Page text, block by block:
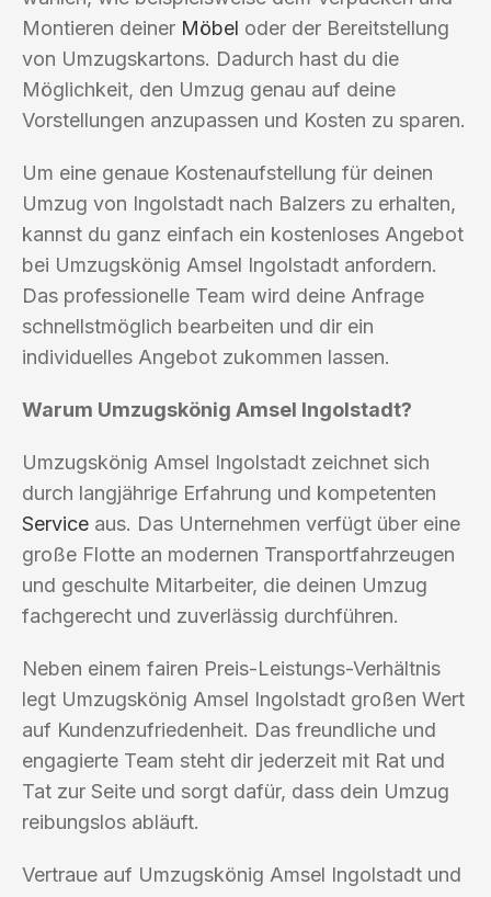
Montieren deiner Möbel oder der Bereitstellung
von Umzugskartons. Dadurch hast du die
Möglichkeit, den Umzug genau auf deine
Vorstellungen anzupassen und Kosten zu sparen.
Um eine genaue Kostenaufstellung für deinen
Umzug von Ingolstadt nach Balzers zu erhalten,
kannst du ganz einfach ein kostenloses Angebot
bei Umzugskönig Amsel Ingolstadt anfordern.
Das professionelle Team wird deine Anfrage
schnellstmöglich bearbeiten und dir ein
individuelles Angebot zukommen lassen.
Warum Umzugskönig Amsel Ingolstadt?
Umzugskönig Amsel Ingolstadt zeichnet sich
durch langjährige Erfahrung und kompetenten
Service aus. Das Unternehmen verfügt über eine
große Flotte an modernen Transportfahrzeugen
und geschulte Mitarbeiter, die deinen Umzug
fachgerecht und zuverlässig durchführen.
Neben einem fairen Preis-Leistungs-Verhältnis
legt Umzugskönig Amsel Ingolstadt großen Wert
auf Kundenzufriedenheit. Das freundliche und
engagierte Team steht dir jederzeit mit Rat und
Tat zur Seite und sorgt dafür, dass dein Umzug
reibungslos abläuft.
Vertraue auf Umzugskönig Amsel Ingolstadt und